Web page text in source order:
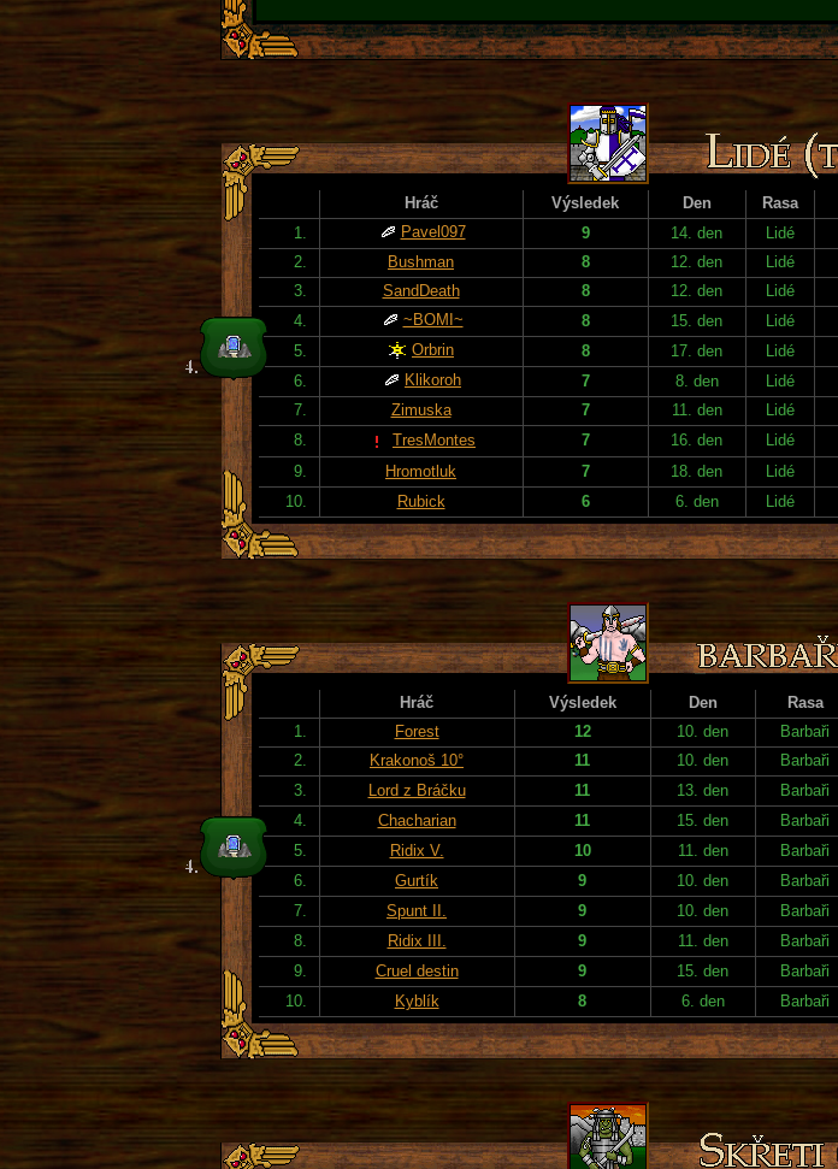
Hráč Výsledek Den Rasa
1.
Pavel097 9 14. den Lidé
2.
Bushman 8 12. den Lidé
3.
SandDeath 8 12. den Lidé
4.
~BOMI~ 8 15. den Lidé
5.
Orbrin 8 17. den Lidé
6.
Klikoroh 7 8. den Lidé
7.
Zimuska 7 11. den Lidé
8.
TresMontes 7 16. den Lidé
9.
Hromotluk 7 18. den Lidé
10.
Rubick 6 6. den Lidé
Hráč Výsledek Den Rasa
1.
Forest 12 10. den Barbaři
2.
Krakonoš 10° 11 10. den Barbaři
3.
Lord z Bráčku 11 13. den Barbaři
4.
Chacharian 11 15. den Barbaři
5.
Ridix V. 10 11. den Barbaři
6.
Gurtík 9 10. den Barbaři
7.
Spunt II. 9 10. den Barbaři
8.
Ridix III. 9 11. den Barbaři
9.
Cruel destin 9 15. den Barbaři
10.
Kyblík 8 6. den Barbaři